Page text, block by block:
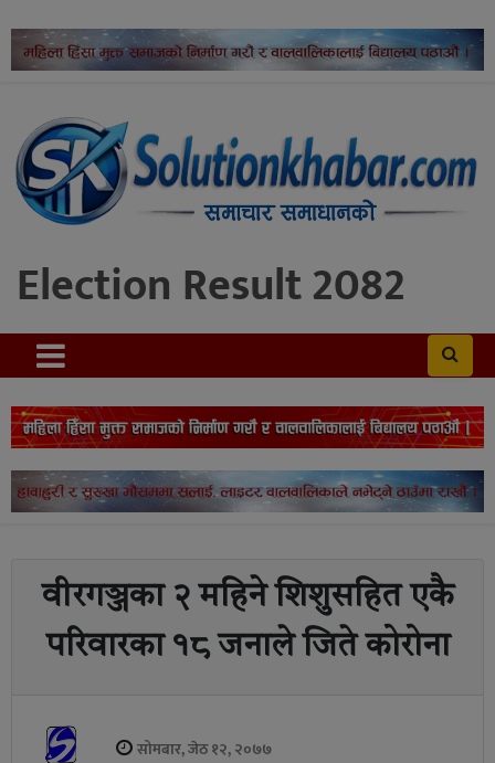
Election Result 2082
वीरगञ्जका २ महिने शिशुसहित एकै
परिवारका १८ जनाले जिते कोरोना
सोमबार, जेठ १२, २०७७